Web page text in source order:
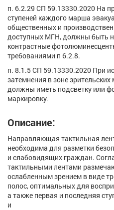
п. 6.2.29 СП 59.13330.2020 На
ступеней каждого марша
общественных и
доступных МГН, должны быть
контрастные
требованиями п 6.2.8.
п. 8.1.5 СП 59.13330.2020 При
затемнения в зоне
должны иметь подсветку или
маркировку.
Описание:
Направляющая тактильная
необходима для разметки
и слабовидящих граждан.
тактильными лентами
ослабленным зрением в виде
полос, оптимальных для
а также первая и последняя
и